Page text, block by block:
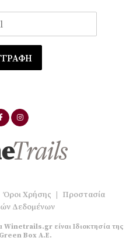
Όροι Χρήσης | Προστασία
Δεδομένων
είναι Ιδιοκτησία της
Box A.E.